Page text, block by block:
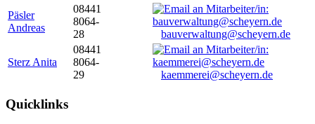
Päsler
Andreas
08441
8064-
28
bauverwaltung@scheyern.de
Sterz Anita
08441
8064-
29
kaemmerei@scheyern.de
Quicklinks